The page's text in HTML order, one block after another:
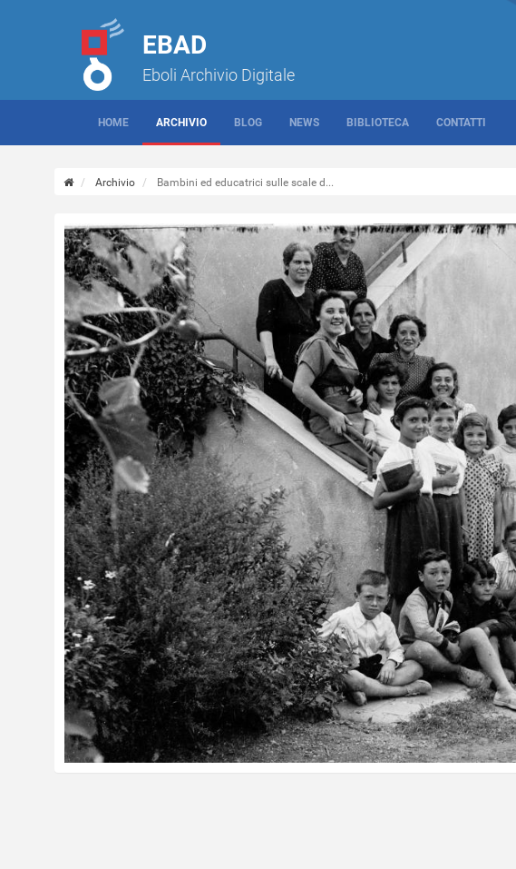
EBAD
Eboli Archivio Digitale
HOME ARCHIVIO BLOG NEWS BIBLIOTECA CONTATTI
Archivio Bambini ed educatrici sulle scale d...